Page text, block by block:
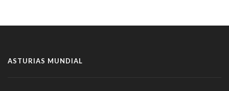
ASTURIAS MUNDIAL